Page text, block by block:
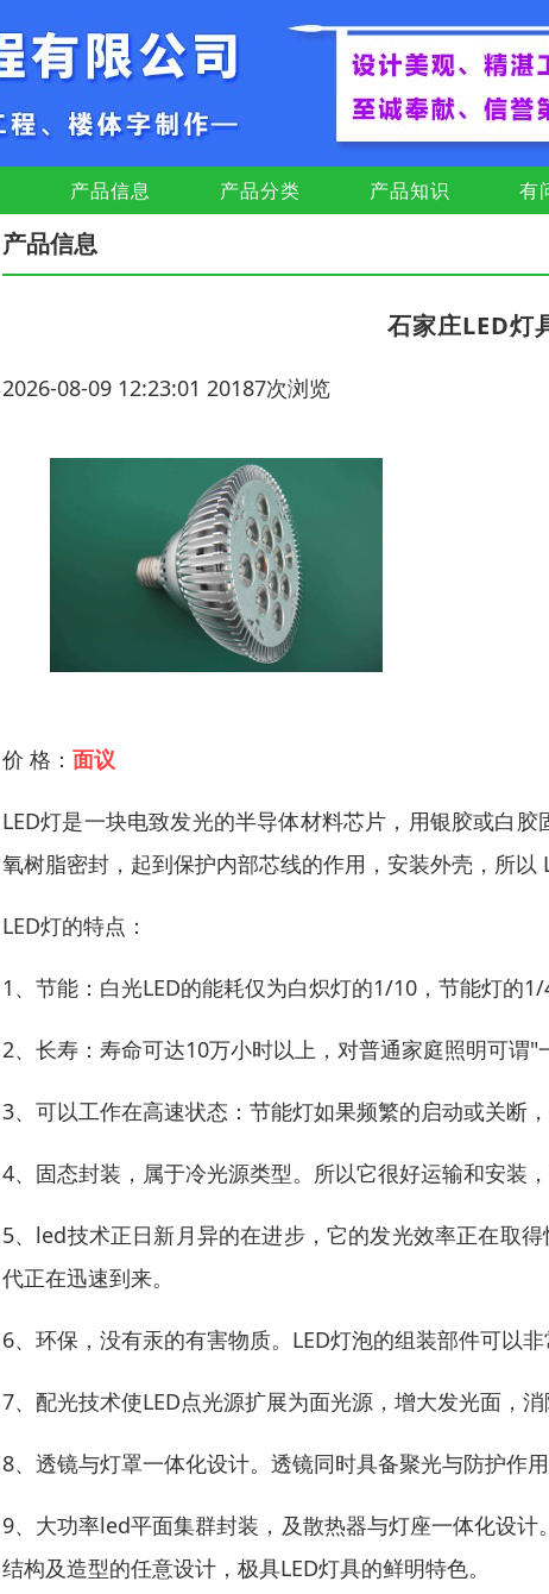
产品信息 产品分类 产品知识 有
产品信息
石家庄LED灯
2026-08-09 12:23:01 20187次浏览
价 格： 面议
LED灯是一块电致发光的半导体材料芯片，用银胶或白
氧树脂密封，起到保护内部芯线的作用，安装外壳，所以
LED灯的特点：
1、节能：白光LED的能耗仅为白炽灯的1/10，节能灯的1/
2、长寿：寿命可达10万小时以上，对普通家庭照明可谓"
3、可以工作在高速状态：节能灯如果频繁的启动或关断
4、固态封装，属于冷光源类型。所以它很好运输和安装
5、led技术正日新月异的在进步，它的发光效率正在取
代正在迅速到来。
6、环保，没有汞的有害物质。LED灯泡的组装部件可以
7、配光技术使LED点光源扩展为面光源，增大发光面，
8、透镜与灯罩一体化设计。透镜同时具备聚光与防护作
9、大功率led平面集群封装，及散热器与灯座一体化设
结构及造型的任意设计，极具LED灯具的鲜明特色。